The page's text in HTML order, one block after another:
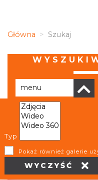
Główna Szukaj
Typ
Pokaż również galerie
WYCZYŚĆ
Brak